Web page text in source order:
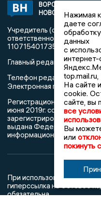
ВОРОНЕЖСКИЕ
НОВОСТИ
Учредитель
ответственностью
1107154017354)
Главный редактор:
Телефон редакции: +7
Электронная почта
Регистрационный номер:
июня 2019г. согласно
зарегистрированных
выдана Федеральной
информационных
При использовании
гиперссылка на Сетевое
обязательна.
Нажимая
даете
данных
с
На сайте
cookie.
сайте, вы
все
Вы
или
покинуть